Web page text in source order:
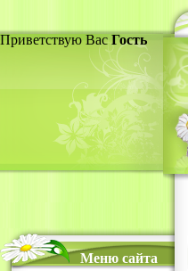
Приветствую Вас Гость
Меню сайта